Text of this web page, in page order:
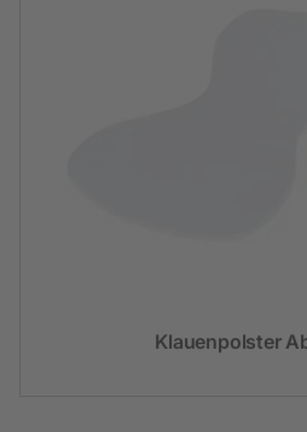
Klauenpolster